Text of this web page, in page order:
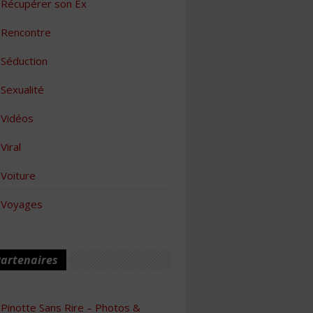
Récupérer son Ex
Rencontre
Séduction
Sexualité
Vidéos
Viral
Voiture
Voyages
Pinotte Sans Rire – Photos &